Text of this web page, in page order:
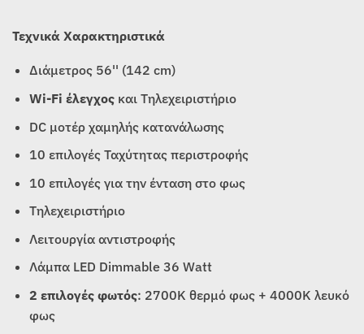
Τεχνικά Χαρακτηριστικά
Διάμετρος 56'' (142 cm)
Wi-Fi έλεγχοςκαι Τηλεχειριστήριο
DC μοτέρ χαμηλής κατανάλωσης
10 επιλογές Ταχύτητας περιστροφής
10 επιλογές για την ένταση στο φως
Τηλεχειριστήριο
Λειτουργία αντιστροφής
Λάμπα LED Dimmable 36 Watt
2 επιλογές φωτός: 2700Κ θερμό φως + 4000Κ λευκό
φως